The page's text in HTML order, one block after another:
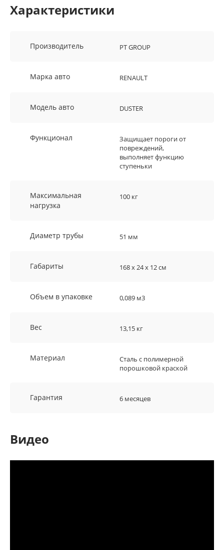
Характеристики
Производитель PT GROUP
Марка авто RENAULT
Модель авто DUSTER
Функционал
Защищает пороги от
повреждений,
выполняет функцию
ступеньки
Максимальная
нагрузка
100 кг
Диаметр трубы 51 мм
Габариты 168 х 24 х 12 см
Объем в упаковке 0,089 м3
Вес 13,15 кг
Материал
Сталь с полимерной
порошковой краской
Гарантия 6 месяцев
Видео